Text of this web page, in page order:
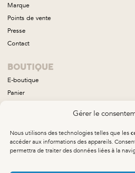
Gérer le
Nous utilisons des technologies telles que les
accéder aux informations des appareils.
permettra de traiter des données liées à la
Marque
Points de vente
Presse
Contact
BOUTIQUE
E-boutique
Panier
Conditions générales de vente
COLLECTIONS
Aube